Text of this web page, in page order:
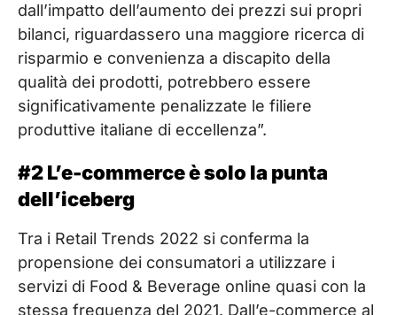
dall’impatto dell’aumento dei prezzi sui propri
bilanci, riguardassero una maggiore ricerca di
risparmio e convenienza a discapito della
qualità dei prodotti, potrebbero essere
significativamente penalizzate le filiere
produttive italiane di eccellenza”.
#2L’e-commerce è solo la punta
dell’iceberg
Tra i Retail Trends 2022 si conferma la
propensione dei consumatori a utilizzare i
servizi di Food & Beverage online quasi con la
stessa frequenza del 2021. Dall’e-commerce al